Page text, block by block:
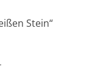
Stein“